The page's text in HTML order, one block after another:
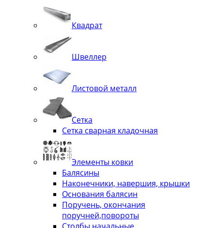
Квадрат
Швеллер
Листовой металл
Сетка
Сетка сварная кладочная
Элементы ковки
Балясины
Наконечники, навершия, крышки
Основания балясин
Поручень, окончания
поручней,повороты